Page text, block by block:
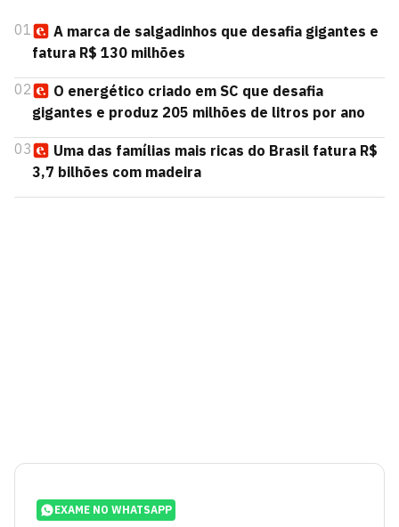
01
A marca de salgadinhos que desafia gigantes e
fatura R$ 130 milhões
02
O energético criado em SC que desafia
gigantes e produz 205 milhões de litros por ano
03
Uma das famílias mais ricas do Brasil fatura R$
3,7 bilhões com madeira
EXAME NO WHATSAPP